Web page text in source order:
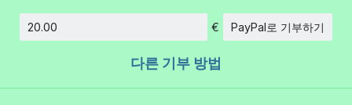
€ PayPal로 기부하기
다른 기부 방법